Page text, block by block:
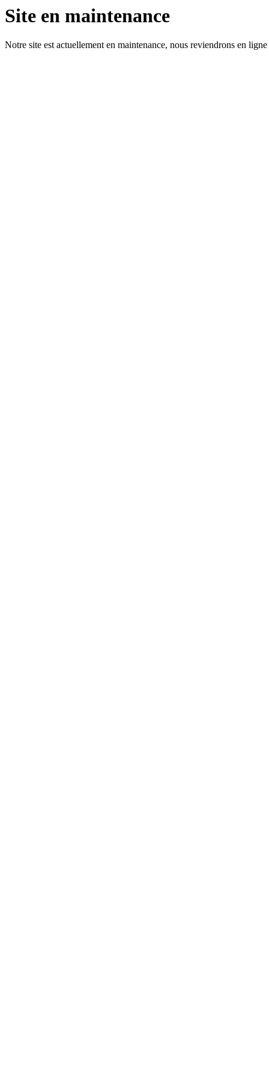
Site en maintenance
Notre site est actuellement en maintenance, nous reviendrons en